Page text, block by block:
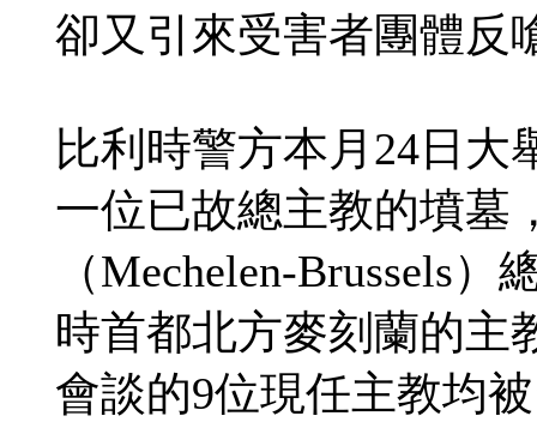
卻又引來受害者團體反
比利時警方本月24日大
一位已故總主教的墳墓
（Mechelen-Brussels
時首都北方麥刻蘭的主
會談的9位現任主教均